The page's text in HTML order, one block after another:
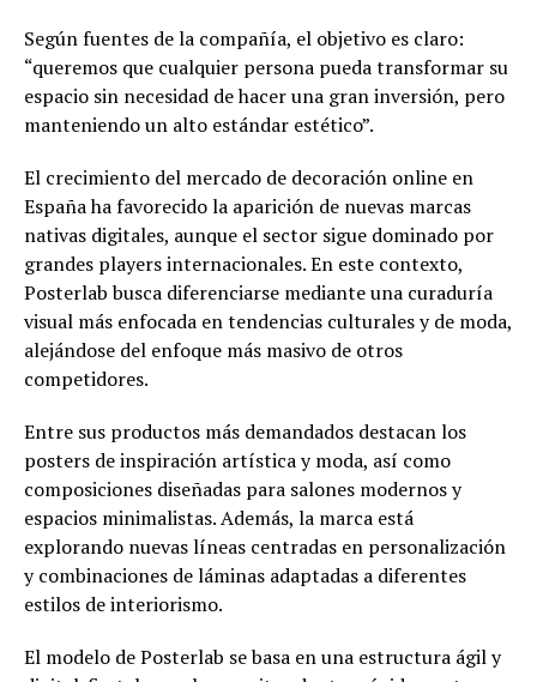
Según fuentes de la compañía, el objetivo es claro:
“queremos que cualquier persona pueda transformar su
espacio sin necesidad de hacer una gran inversión, pero
manteniendo un alto estándar estético”.
El crecimiento del mercado de decoración online en
España ha favorecido la aparición de nuevas marcas
nativas digitales, aunque el sector sigue dominado por
grandes players internacionales. En este contexto,
Posterlab busca diferenciarse mediante una curaduría
visual más enfocada en tendencias culturales y de moda,
alejándose del enfoque más masivo de otros
competidores.
Entre sus productos más demandados destacan los
posters de inspiración artística y moda, así como
composiciones diseñadas para salones modernos y
espacios minimalistas. Además, la marca está
explorando nuevas líneas centradas en personalización
y combinaciones de láminas adaptadas a diferentes
estilos de interiorismo.
El modelo de Posterlab se basa en una estructura ágil y